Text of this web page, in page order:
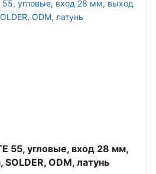
55, угловые, вход 28 мм,
ODM, латунь